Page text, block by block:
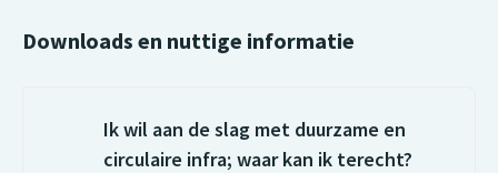
Downloads en nuttige informatie
Ik wil aan de slag met duurzame en
circulaire infra; waar kan ik terecht?